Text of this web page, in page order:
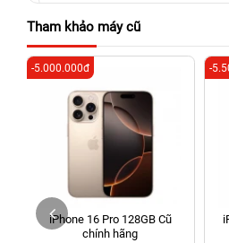
625 - 625A Âu Cơ, Tân Phú, Hồ Chí
326 Lê Văn Việt, Tăng Nhơn Phú,
Đức cũ)
256 Võ Văn Ngân, Thủ Đức, Hồ Chí
Đức Cũ)
70 Nguyễn An Ninh, Dĩ An, Hồ Chí
24h Vũng Tàu: 162A Ba Cu, Vũng
Tàu cũ)
198 Hoàng Văn Thụ, Tân Sơn
Tham khảo máy cũ
iPhone 16 Pro 128GB Cũ
chính hãng
-5.000.000đ -